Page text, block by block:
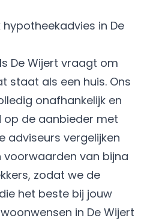
in De
De Wijert vraagt om
staat als een huis. Ons
onafhankelijk en
op de aanbieder met
adviseurs vergelijken
voorwaarden van bijna
zodat we de
het beste bij jouw
in De Wijert